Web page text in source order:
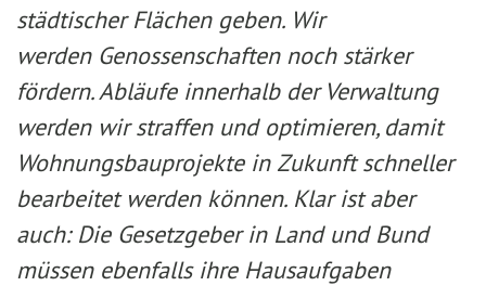
städtischer Flächen geben. Wir
werden Genossenschaften noch stärker
fördern. Abläufe innerhalb der Verwaltung
werden wir straffen und optimieren, damit
Wohnungsbauprojekte in Zukunft schneller
bearbeitet werden können. Klar ist aber
auch: Die Gesetzgeber in Land und Bund
müssen ebenfalls ihre Hausaufgaben